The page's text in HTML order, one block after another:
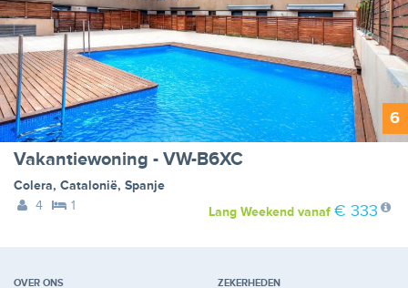
6
Vakantiewoning - VW-B6XC
Colera, Catalonië, Spanje
4
1 Lang Weekendvanaf € 333
OVER ONS ZEKERHEDEN